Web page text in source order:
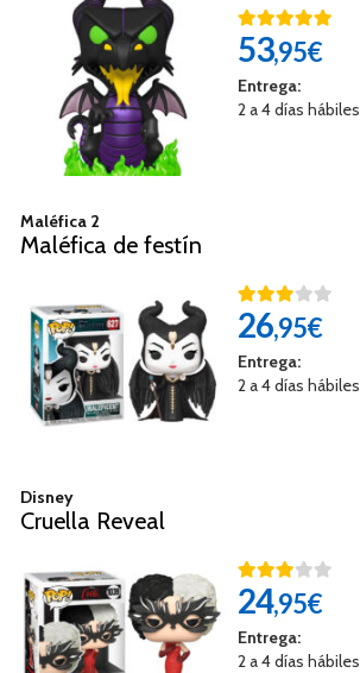
53,95€
Entrega:
2 a 4 días hábiles
Maléfica 2
Maléfica de festín
26,95€
Entrega:
2 a 4 días hábiles
Disney
Cruella Reveal
24,95€
Entrega:
2 a 4 días hábiles